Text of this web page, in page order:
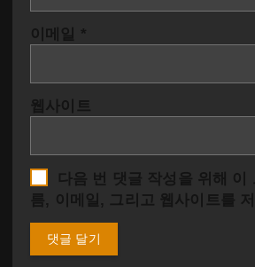
이메일 *
웹사이트
다음 번 댓글 작성을 위해 이
름, 이메일, 그리고 웹사이트를